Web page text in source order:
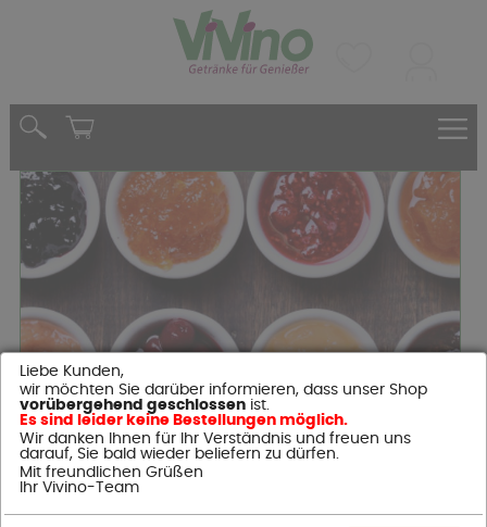
Genießen Sie
Qualität
Filter
Liebe Kunden,
wir möchten Sie darüber informieren, dass unser Shop
vorübergehend geschlossenist.
Es sind leider keine Bestellungen möglich.
Wir danken Ihnen für Ihr Verständnis und freuen uns
darauf, Sie bald wieder beliefern zu dürfen.
Mit freundlichen Grüßen
Ihr Vivino-Team